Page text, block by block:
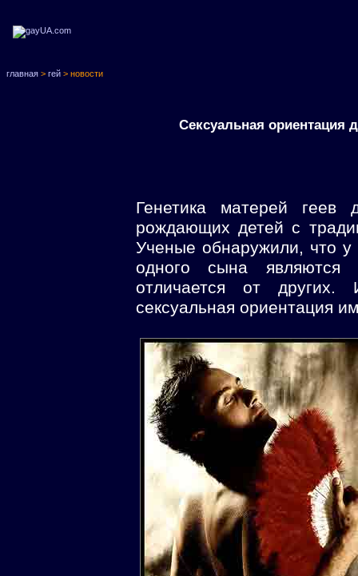
главная > гей > новости
Сексуальная ориентация
Генетика матерей
рождающих детей с
Ученые обнаружили, что у
одного сына являются
отличается от
сексуальная ориентация